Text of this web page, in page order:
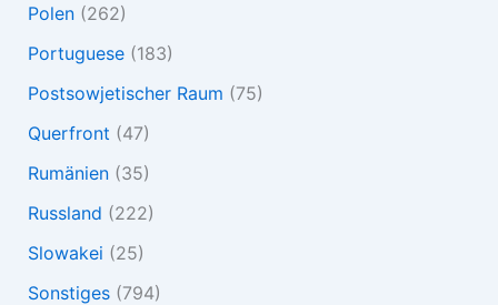
Polen(262)
Portuguese(183)
Postsowjetischer Raum (75)
Querfront (47)
Rumänien(35)
Russland (222)
Slowakei (25)
Sonstiges(794)